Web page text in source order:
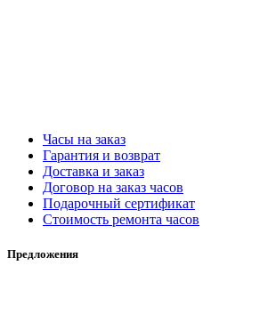
Часы на заказ
Гарантия и возврат
Доставка и заказ
Договор на заказ часов
Подарочный сертификат
Стоимость ремонта часов
Предложения